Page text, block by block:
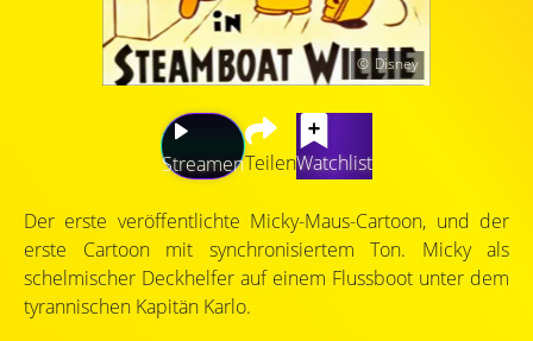
Disney
StreamenTeilenWatchlist
Der erste veröffentlichte Micky-Maus-Cartoon, und der
erste Cartoon mit synchronisiertem Ton. Micky als
schelmischer Deckhelfer auf einem Flussboot unter dem
tyrannischen Kapitän Karlo.